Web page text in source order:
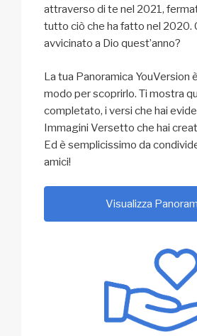
attraverso di te nel 2021,
tutto ciò che ha fatto nel 2020.
avvicinato a Dio quest’anno?
La tua Panoramica YouVersion
modo per scoprirlo. Ti mostra
completato, i versi che hai
Immagini Versetto che hai
Ed è semplicissimo da
amici!
Visualizza